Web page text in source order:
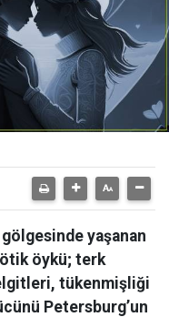
yaşanan
öykü; terk
tükenmişliği
Petersburg’un